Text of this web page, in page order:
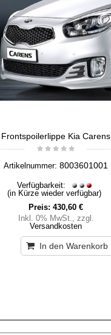
Frontspoilerlippe Kia Carens
Artikelnummer: 8003601001
Verfügbarkeit:
(in Kürze wieder verfügbar)
Preis: 430,60 €
Inkl. 0% MwSt.
zzgl.
Versandkosten
In den Warenkorb